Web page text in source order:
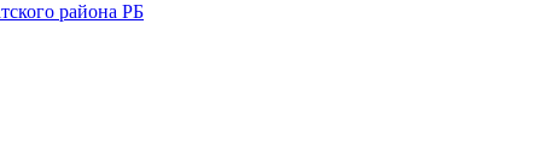
района РБ